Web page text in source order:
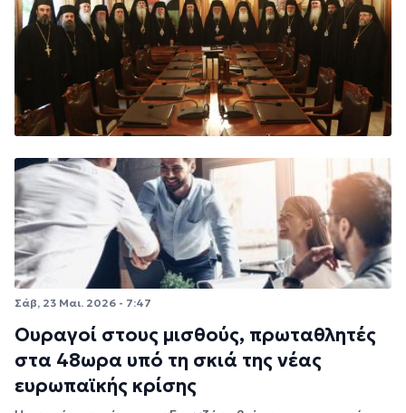
Σάβ, 23 Μαι. 2026 - 7:47
Ουραγοί στους μισθούς, πρωταθλητές
στα 48ωρα υπό τη σκιά της νέας
ευρωπαϊκής κρίσης